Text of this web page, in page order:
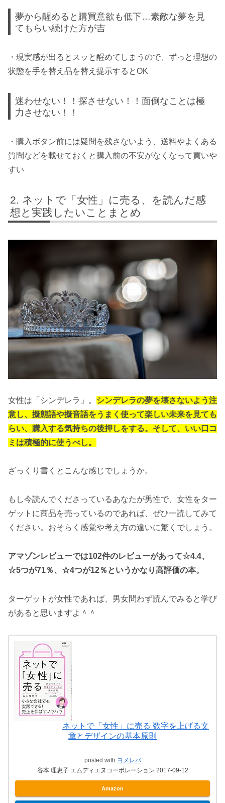
夢から醒めると購買意欲も低下…素敵な夢を見
てもらい続けた方が吉
・現実感が出るとスッと醒めてしまうので、ずっと理想の
状態を手を替え品を替え提示するとOK
迷わせない！！探させない！！面倒なことは極
力させない！！
・購入ボタン前には疑問を残さないよう、送料やよくある
質問などを載せておくと購入前の不安がなくなって買いや
すい
ネットで「女性」に売る、を読んだ感
想と実践したいことまとめ
女性は「シンデレラ」。 シンデレラの夢を壊さないよう注
意し、擬態語や擬音語をうまく使って楽しい未来を見ても
らい、購入する気持ちの後押しをする。そして、いい口コ
ミは積極的に使うべし。
ざっくり書くとこんな感じでしょうか。
もし今読んでくださっているあなたが男性で、女性をター
ゲットに商品を売っているのであれば、ぜひ一読してみて
ください。おそらく感覚や考え方の違いに驚くでしょう。
アマゾンレビューでは102件のレビューがあって☆4.4、
☆5つが71％、☆4つが12％というかなり高評価の本。
ターゲットが女性であれば、男女問わず読んでみると学び
があると思いますよ＾＾
ネットで「女性」に売る 数字を上げる文
章とデザインの基本原則
posted with ヨメレバ
谷本 理恵子 エムディエヌコーポレーション 2017-09-12
Amazon